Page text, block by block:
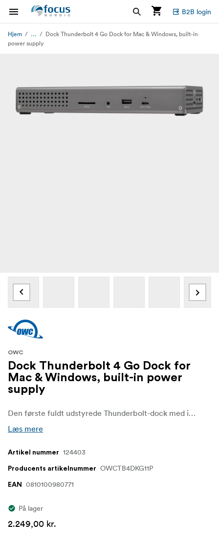
B2B login
Hjem ...
Dock Thunderbolt 4 Go Dock for Mac & Windows, built-in
power supply
OWC
Dock Thunderbolt 4 Go Dock for
Mac & Windows, built-in power
supply
Den første fuldt udstyrede Thunderbolt-dock med indbygget strømforsyning. Gå overalt + tilslut mere end busdrevne docks!
Læs mere
Artikel nummer 124403
Producents artikelnummer OWCTB4DKG11P
EAN 0810100980771
På lager
2.249,00 kr.